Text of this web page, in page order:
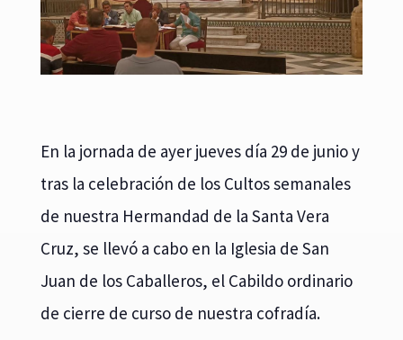
En la jornada de ayer jueves día 29 de junio y
tras la celebración de los Cultos semanales
de nuestra Hermandad de la Santa Vera
Cruz, se llevó a cabo en la Iglesia de San
Juan de los Caballeros, el Cabildo ordinario
de cierre de curso de nuestra cofradía.